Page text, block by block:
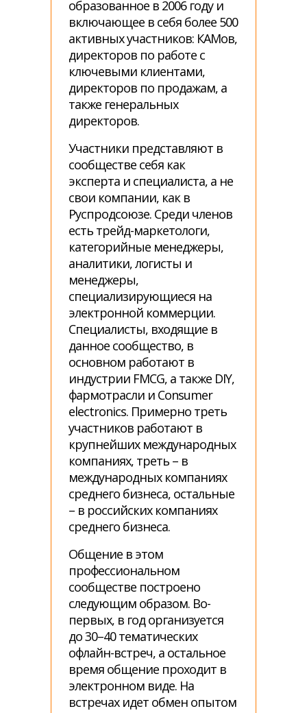
образованное в 2006 году и
включающее в себя более 500
активных участников: КАМов,
директоров по работе с
ключевыми клиентами,
директоров по продажам, а
также генеральных
директоров.
Участники представляют в
сообществе себя как
эксперта и специалиста, а не
свои компании, как в
Руспродсоюзе. Среди членов
есть трейд-маркетологи,
категорийные менеджеры,
аналитики, логисты и
менеджеры,
специализирующиеся на
электронной коммерции.
Специалисты, входящие в
данное сообщество, в
основном работают в
индустрии FMCG, а также DIY,
фармотрасли и Consumer
electronics. Примерно треть
участников работают в
крупнейших международных
компаниях, треть – в
международных компаниях
среднего бизнеса, остальные
– в российских компаниях
среднего бизнеса.
Общение в этом
профессиональном
сообществе построено
следующим образом. Во-
первых, в год организуется
до 30–40 тематических
офлайн-встреч, а остальное
время общение проходит в
электронном виде. На
встречах идет обмен опытом